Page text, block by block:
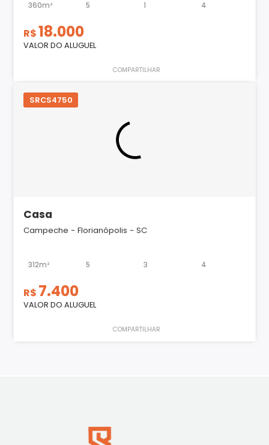
360m² 5 1 4
R$18.000
VALOR DO ALUGUEL
COMPARTILHAR
SRCS4750
Casa
Campeche - Florianópolis - SC
312m² 5 3 4
R$ 7.400
VALOR DO ALUGUEL
COMPARTILHAR